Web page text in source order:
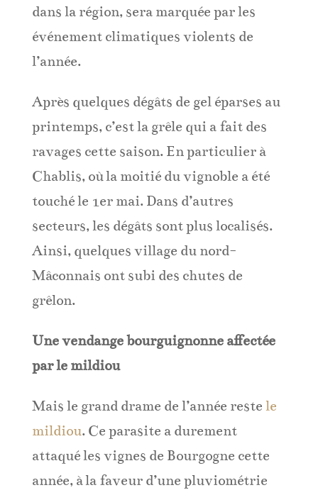
dans la région, sera marquée par les
événement climatiques violents de
l’année.
Après quelques dégâts de gel éparses au
printemps, c’est la grêle qui a fait des
ravages cette saison. En particulier à
Chablis, où la moitié du vignoble a été
touché le 1er mai. Dans d’autres
secteurs, les dégâts sont plus localisés.
Ainsi, quelques village du nord-
Mâconnais ont subi des chutes de
grêlon.
Une vendange bourguignonne affectée
par le mildiou
Mais le grand drame de l’année reste le
mildiou. Ce parasite a durement
attaqué les vignes de Bourgogne cette
année, à la faveur d’une pluviométrie